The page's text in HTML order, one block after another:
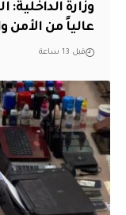
وزارة
عالياً من الأمن
قبل 13 ساعة